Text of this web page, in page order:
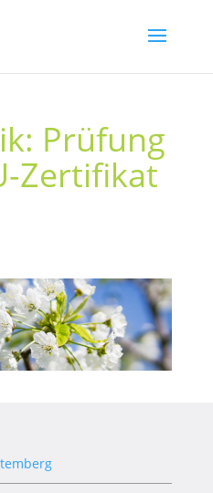
Prüfung
Zertifikat